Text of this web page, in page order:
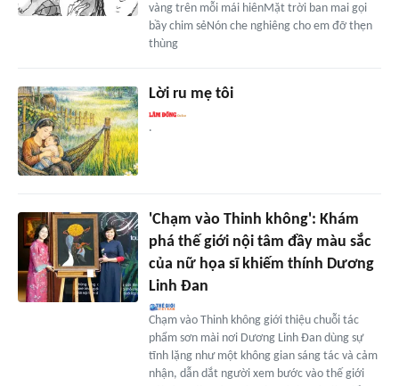
vàng trên mỗi mái hiênMặt trời ban mai gọi
bầy chim sẻNón che nghiêng cho em đỡ thẹn
thùng
Lời ru mẹ tôi
.
'Chạm vào Thinh không': Khám
phá thế giới nội tâm đầy màu sắc
của nữ họa sĩ khiếm thính Dương
Linh Đan
Chạm vào Thinh không giới thiệu chuỗi tác
phẩm sơn mài nơi Dương Linh Đan dùng sự
tĩnh lặng như một không gian sáng tác và cảm
nhận, dẫn dắt người xem bước vào thế giới